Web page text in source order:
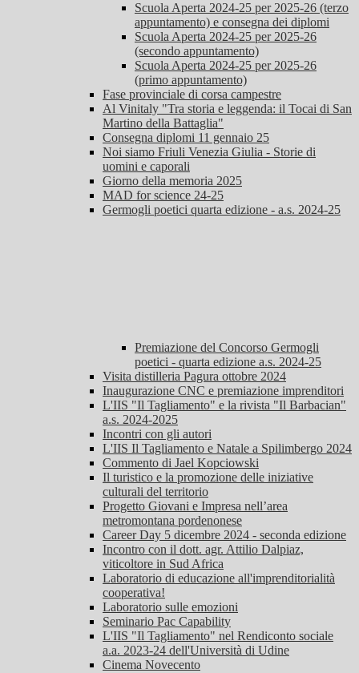
Scuola Aperta 2024-25 per 2025-26 (terzo
appuntamento) e consegna dei diplomi
Scuola Aperta 2024-25 per 2025-26
(secondo appuntamento)
Scuola Aperta 2024-25 per 2025-26
(primo appuntamento)
Fase provinciale di corsa campestre
Al Vinitaly "Tra storia e leggenda: il Tocai di San
Martino della Battaglia"
Consegna diplomi 11 gennaio 25
Noi siamo Friuli Venezia Giulia - Storie di
uomini e caporali
Giorno della memoria 2025
MAD for science 24-25
Germogli poetici quarta edizione - a.s. 2024-25
Premiazione del Concorso Germogli
poetici - quarta edizione a.s. 2024-25
Visita distilleria Pagura ottobre 2024
Inaugurazione CNC e premiazione imprenditori
L'IIS "Il Tagliamento" e la rivista "Il Barbacian"
a.s. 2024-2025
Incontri con gli autori
L'IIS Il Tagliamento e Natale a Spilimbergo 2024
Commento di Jael Kopciowski
Il turistico e la promozione delle iniziative
culturali del territorio
Progetto Giovani e Impresa nell’area
metromontana pordenonese
Career Day 5 dicembre 2024 - seconda edizione
Incontro con il dott. agr. Attilio Dalpiaz,
viticoltore in Sud Africa
Laboratorio di educazione all'imprenditorialità
cooperativa!
Laboratorio sulle emozioni
Seminario Pac Capability
L'IIS "Il Tagliamento" nel Rendiconto sociale
a.a. 2023-24 dell'Università di Udine
Cinema Novecento